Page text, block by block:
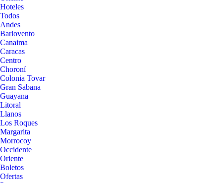
Hoteles
Todos
Andes
Barlovento
Canaima
Caracas
Centro
Choroní
Colonia Tovar
Gran Sabana
Guayana
Litoral
Llanos
Los Roques
Margarita
Morrocoy
Occidente
Oriente
Boletos
Ofertas